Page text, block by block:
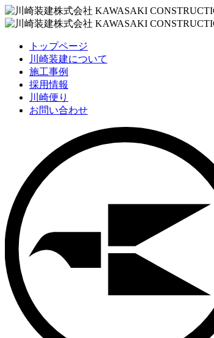
トップページ
川崎装建について
施工事例
採用情報
川崎便り
お問い合わせ